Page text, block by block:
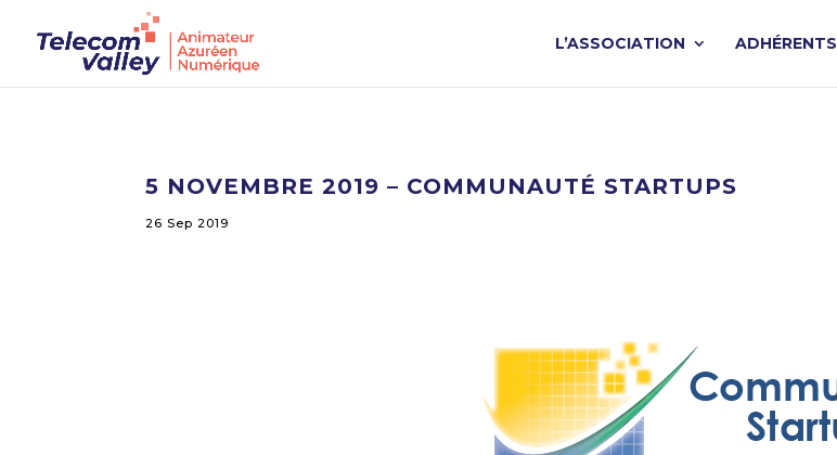
L’ASSOCIATION ADHÉRENTS
5 NOVEMBRE 2019 – COMMUNAUTÉ STARTUPS
26 Sep 2019